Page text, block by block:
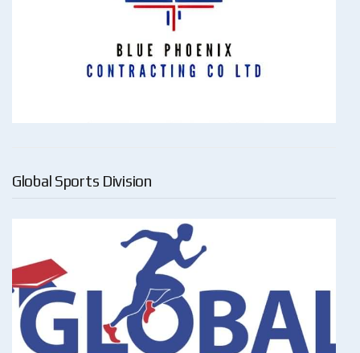
Global Sports Division